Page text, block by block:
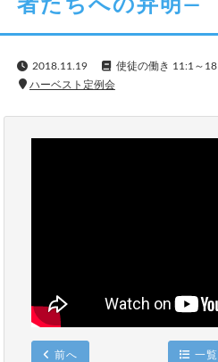
者たちへの弁明―
2018.11.19 使徒の働き 11:1～18
ハーベスト定例会
前へ 一覧